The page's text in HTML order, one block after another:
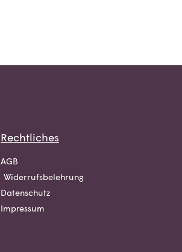
Rechtliches
AGB
Widerrufsbelehrung
Datenschutz
Impressum